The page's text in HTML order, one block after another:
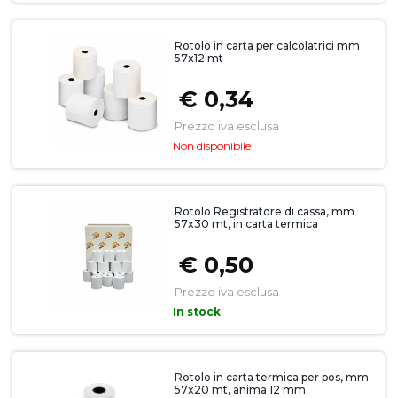
Rotolo in carta per calcolatrici mm
57x12 mt
€ 0,34
Prezzo iva esclusa
Non disponibile
Rotolo Registratore di cassa, mm
57x30 mt, in carta termica
€ 0,50
Prezzo iva esclusa
In stock
Rotolo in carta termica per pos, mm
57x20 mt, anima 12 mm